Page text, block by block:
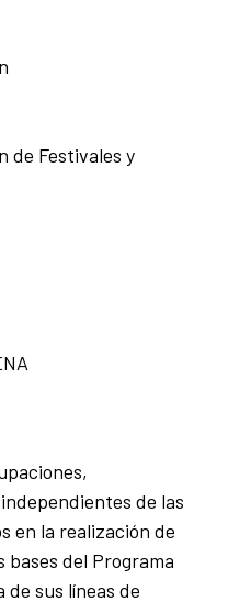
de Festivales y
de las
en la realización de
del Programa
de sus líneas de